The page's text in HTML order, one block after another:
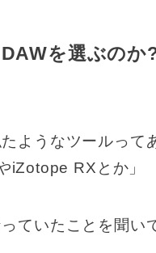
を選ぶのか
たようなツールって
iZotope RXとか」
ていたことを聞い